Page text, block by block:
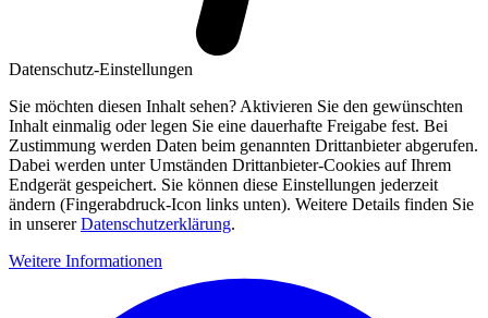
Datenschutz-Einstellungen
Sie möchten diesen Inhalt sehen? Aktivieren Sie den gewünschten
Inhalt einmalig oder legen Sie eine dauerhafte Freigabe fest. Bei
Zustimmung werden Daten beim genannten Drittanbieter abgerufen.
Dabei werden unter Umständen Drittanbieter-Cookies auf Ihrem
Endgerät gespeichert. Sie können diese Einstellungen jederzeit
ändern (Fingerabdruck-Icon links unten). Weitere Details finden Sie
in unsererDatenschutzerklärung.
Weitere Informationen